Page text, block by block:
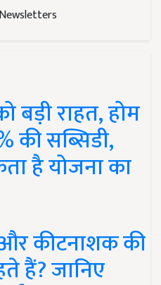
बड़ी राहत, होम
की सब्सिडी,
है योजना का
कीटनाशक की
हैं? जानिए